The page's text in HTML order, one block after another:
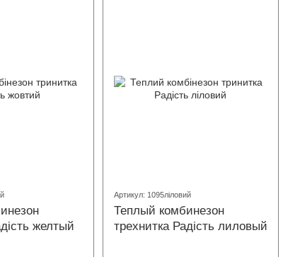
желтый
Артикул: 1095ліловий
Теплый комбинезон
трехнитка Радість лиловый